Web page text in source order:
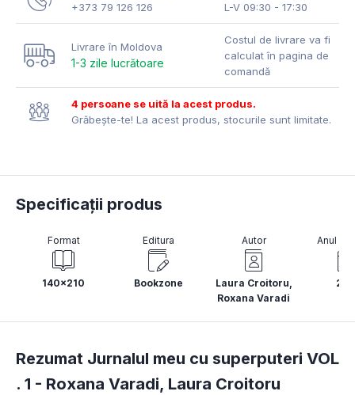
+373 79 126 126
L-V 09:30 - 17:30
Livrare în Moldova
1-3 zile lucrătoare
Costul de livrare va fi
calculat în pagina de
comandă
4 persoane se uită la acest produs.
Grăbește-te! La acest produs, stocurile sunt limitate.
Specificații produs
Format
140x210
Editura
Bookzone
Autor
Laura Croitoru,
Roxana Varadi
Anul
Rezumat Jurnalul meu cu superputeri VOL
. 1 - Roxana Varadi, Laura Croitoru